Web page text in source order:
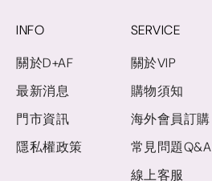
INFO
關於D+AF
最新消息
門市資訊
隱私權政策
SERVICE
關於VIP
購物須知
海外會員訂購
常見問題Q&A
線上客服